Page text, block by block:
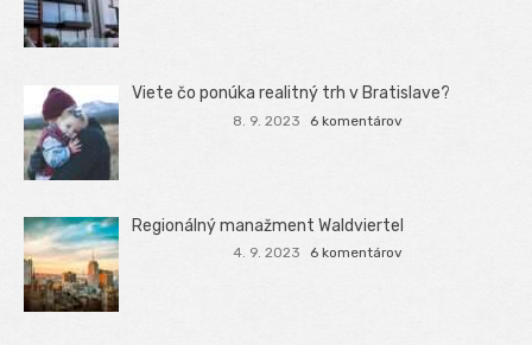
Viete čo ponúka realitný trh v Bratislave?
8. 9. 2023 6 komentárov
Regionálný manažment Waldviertel
4. 9. 2023 6 komentárov